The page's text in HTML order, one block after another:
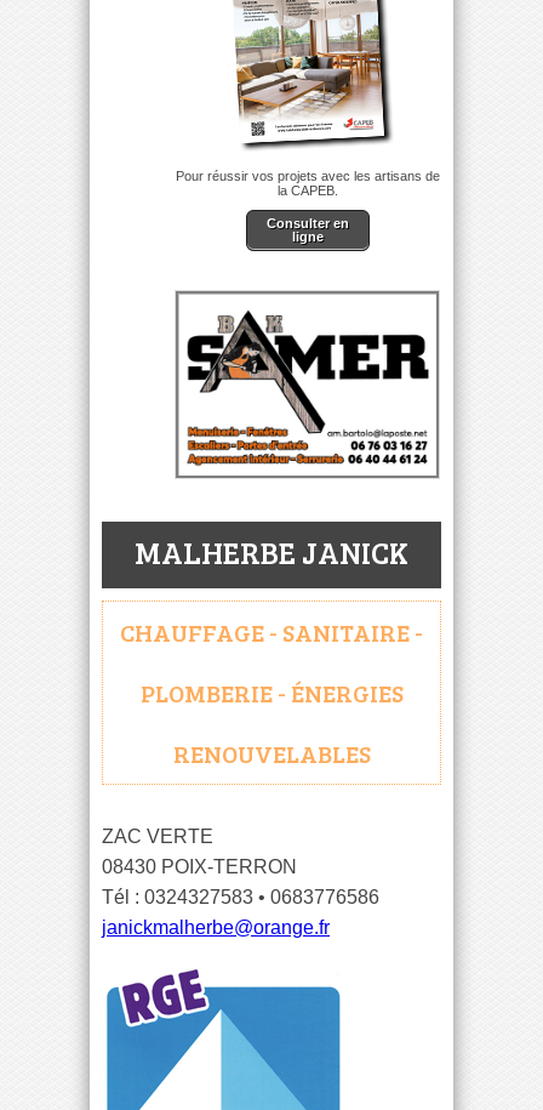
Pour réussir vos projets avec les artisans de
la CAPEB.
Consulter en
ligne
MALHERBE JANICK
CHAUFFAGE - SANITAIRE -
PLOMBERIE - ÉNERGIES
RENOUVELABLES
ZAC VERTE
08430 POIX-TERRON
Tél : 0324327583 • 0683776586
janickmalherbe@orange.fr